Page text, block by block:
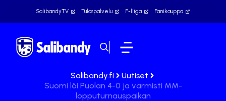
SalibandyTV Tulospalvelu F-liiga Fanikauppa
Salibandy.fi
Uutiset
Suomi löi Puolan 4-0 ja varmisti MM-
lopputurnauspaikan